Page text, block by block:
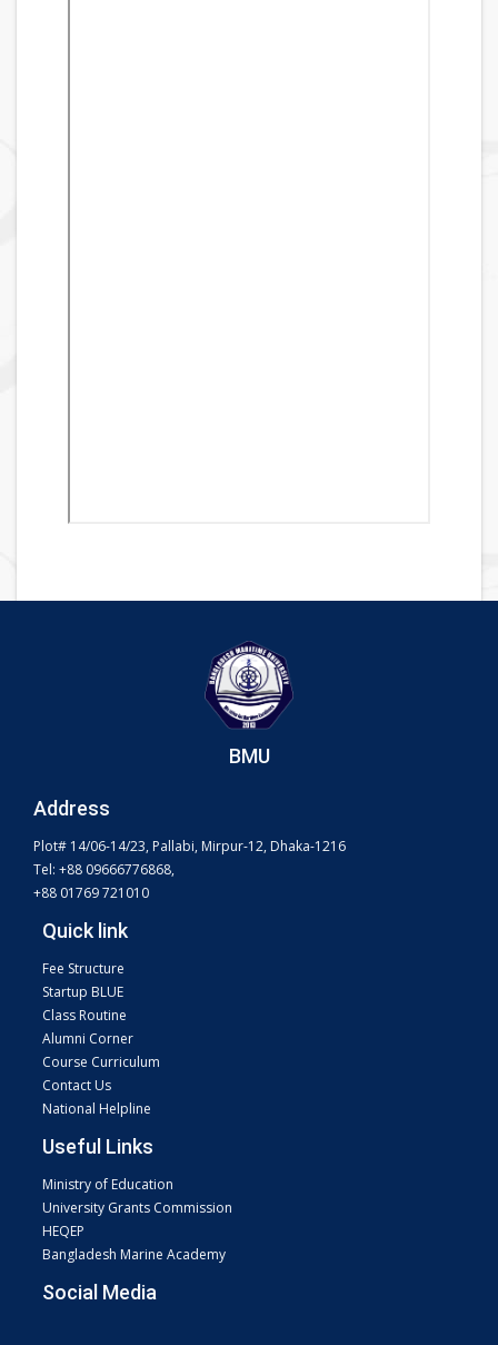
BMU
Address
Plot# 14/06-14/23, Pallabi, Mirpur-12, Dhaka-1216
Tel: +88 09666776868,
+88 01769 721010
Quick link
Fee Structure
Startup BLUE
Class Routine
Alumni Corner
Course Curriculum
Contact Us
National Helpline
Useful Links
Ministry of Education
University Grants Commission
HEQEP
Bangladesh Marine Academy
Social Media